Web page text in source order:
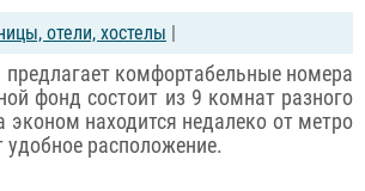
отели, хостелы |
предлагает комфортабельные номера
фонд состоит из 9 комнат разного
эконом находится недалеко от метро
удобное расположение.